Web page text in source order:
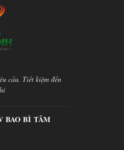
cầu. Tiết kiệm đến
BAO BÌ TÂM